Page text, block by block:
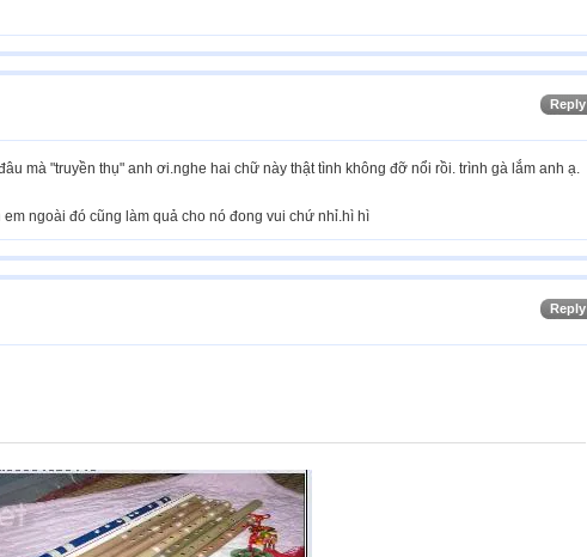
Reply
mà "truyền thụ" anh ơi.nghe hai chữ này thật tình không đỡ nổi rồi. trình gà lắm anh ạ.
ngoài đó cũng làm quả cho nó đong vui chứ nhỉ.hì hì
Reply